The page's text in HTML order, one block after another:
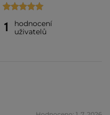
1
hodnocení
uživatelů